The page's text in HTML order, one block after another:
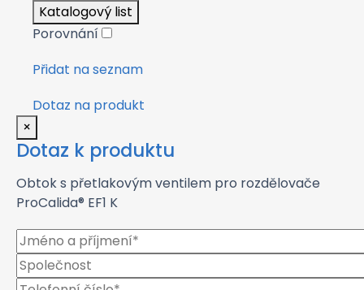
Katalogový list
Porovnání
Přidat na seznam
Dotaz na produkt
×
Dotaz k produktu
Obtok s přetlakovým ventilem pro rozdělovače
ProCalida® EF1 K